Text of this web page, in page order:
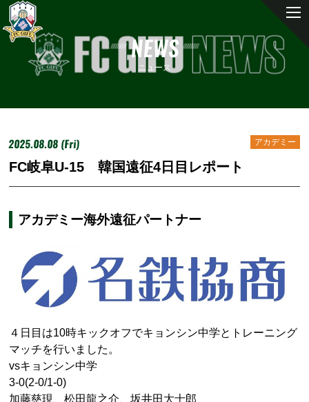
NEWS
ニュース
2025.08.08 (Fri) アカデミー
FC岐阜U-15 韓国遠征4日目レポート
アカデミー海外遠征パートナー
４日目は10時キックオフでキョンシン中学とトレーニング
マッチを行いました。
vsキョンシン中学
3-0(2-0/1-0)
加藤慈現、松田龍之介、坂井田大士郎